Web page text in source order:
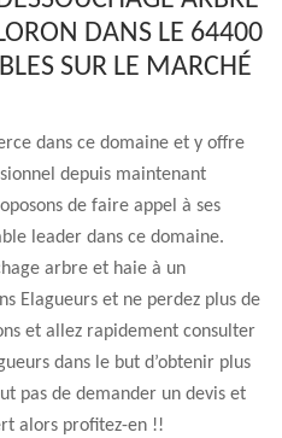
DANS LE 64400
SUR LE MARCHÉ
dans ce domaine et y offre
depuis maintenant
de faire appel à ses
leader dans ce domaine.
arbre et haie à un
Elagueurs et ne perdez plus de
et allez rapidement consulter
dans le but d’obtenir plus
pas de demander un devis et
alors profitez-en !!